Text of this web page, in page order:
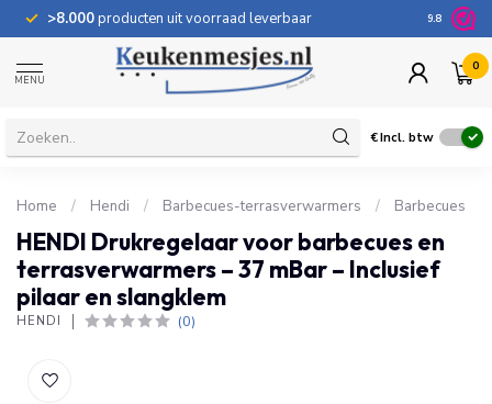
>8.000producten uit voorraad leverbaar 100
9.8
MENU
0
€Incl. btw
Home / Hendi / Barbecues-terrasverwarmers / Barbecues
HENDI Drukregelaar voor barbecues en
terrasverwarmers – 37 mBar – Inclusief
pilaar en slangklem
HENDI (0)